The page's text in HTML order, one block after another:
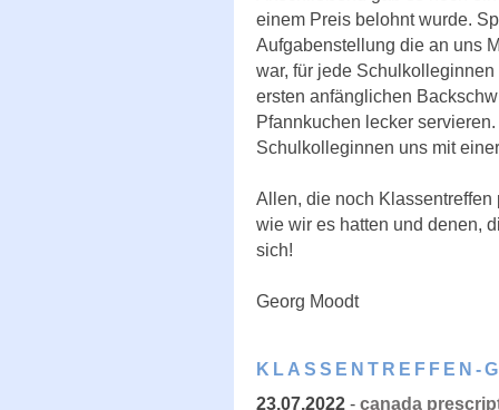
einem Preis belohnt wurde.
Aufgabenstellung die an uns
war, für jede
ersten anfänglichen
Pfannkuchen lecker
Schulkolleginnen uns mit
Allen, die noch
wie wir es hatten und denen,
sich!
Georg Moodt
KLASSENTREFFEN-
23.07.2022 - canada